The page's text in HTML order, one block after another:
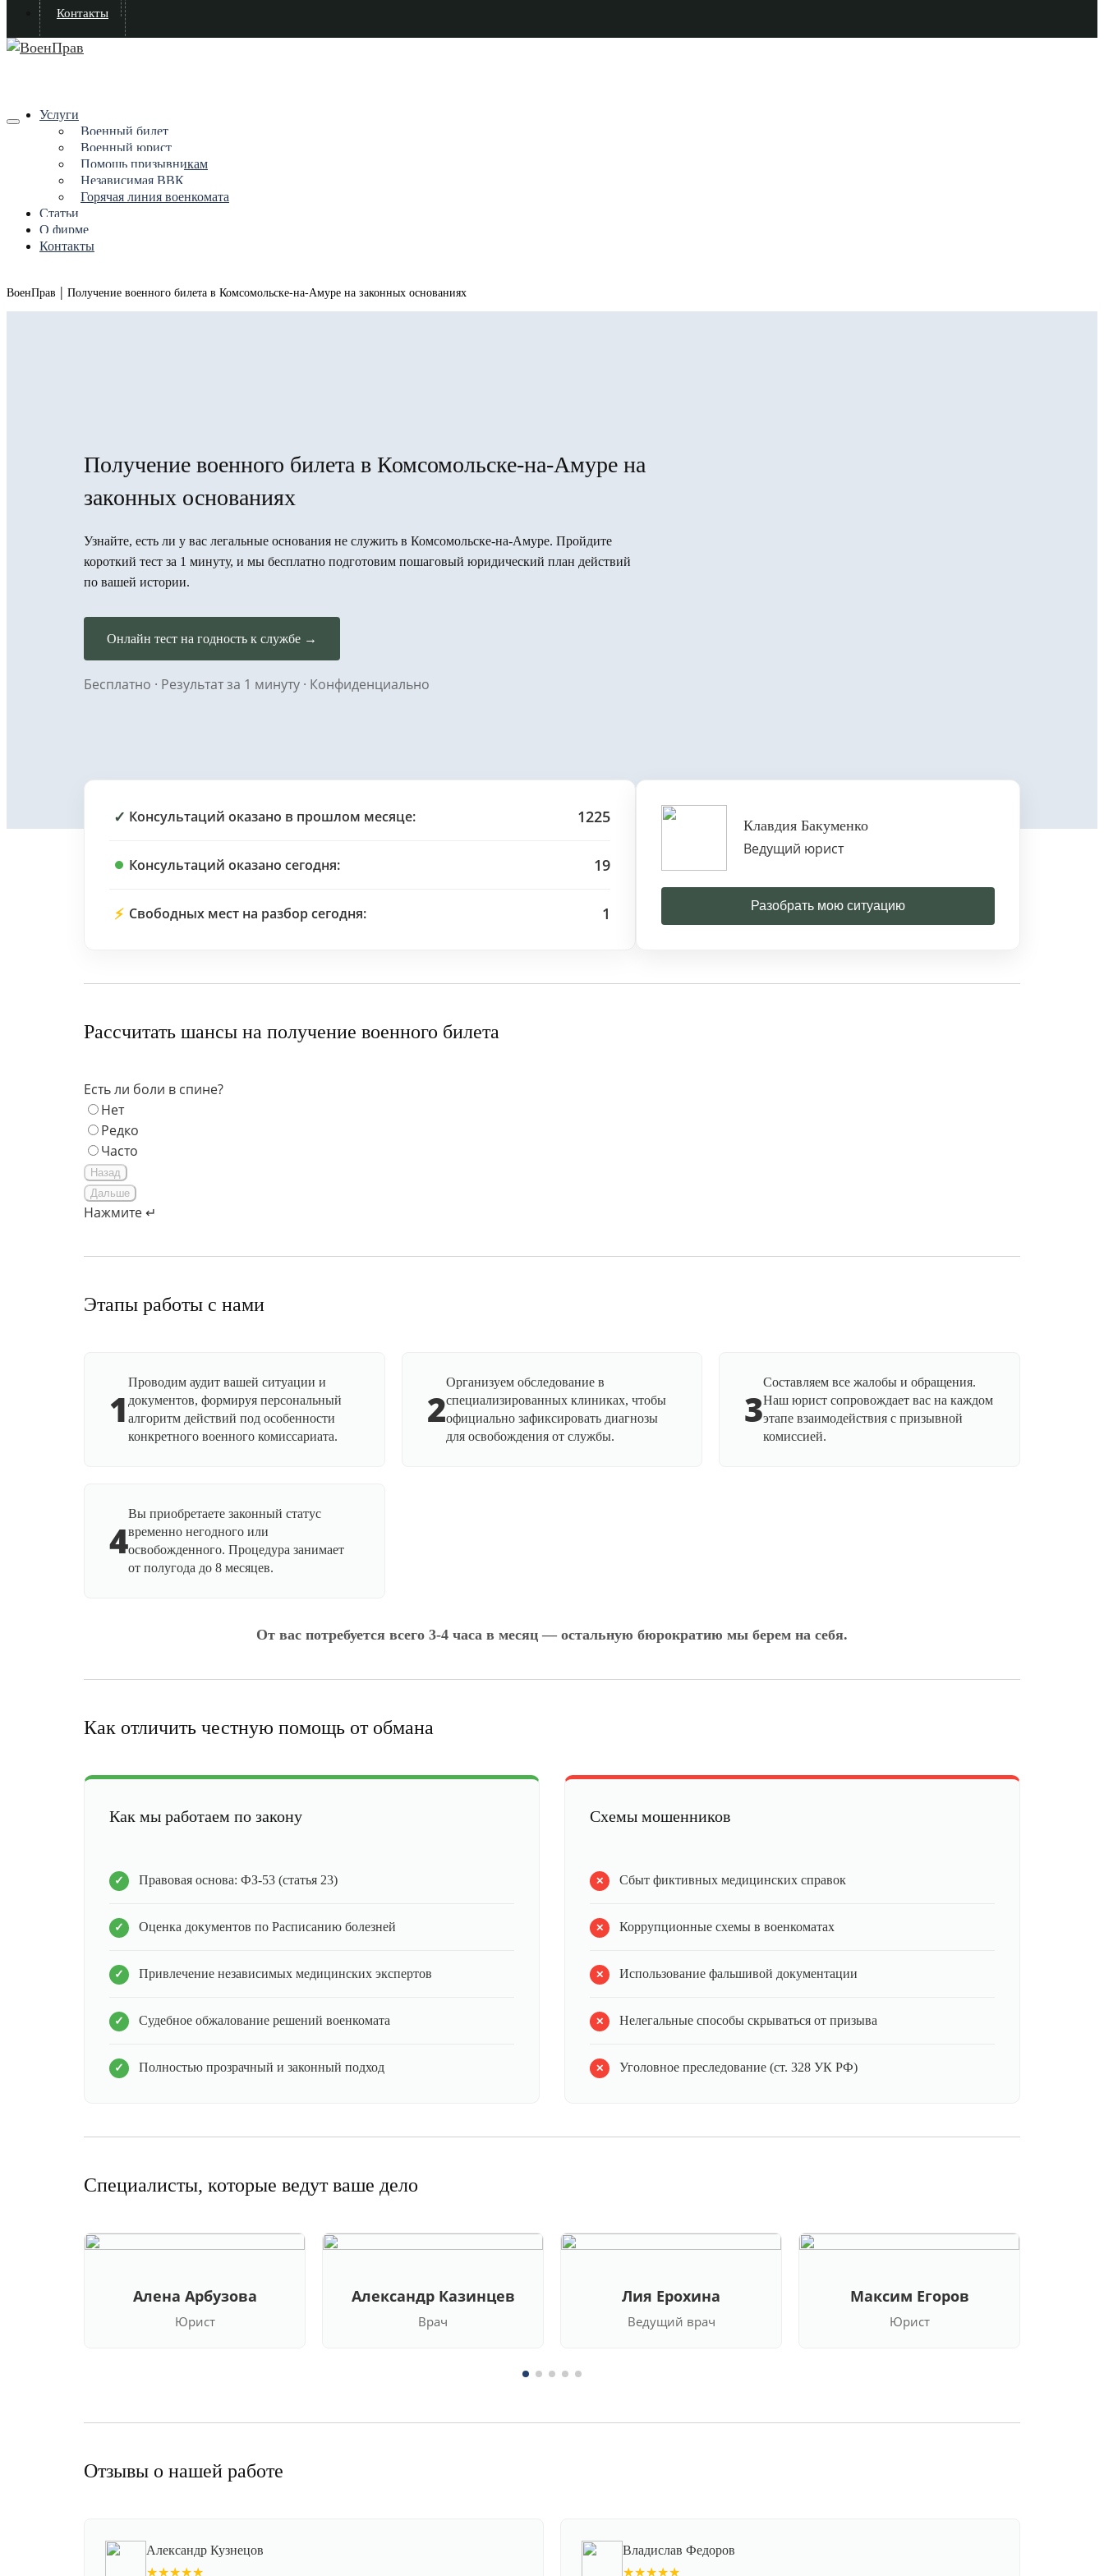
Контакты
Услуги
Военный билет
Военный юрист
Помощь призывникам
Независимая ВВК
Горячая линия военкомата
Статьи
О фирме
Контакты
ВоенПрав | Получение военного билета в Комсомольске-на-Амуре на законных основаниях
Получение военного билета в Комсомольске-на-Амуре на
законных основаниях
Узнайте, есть ли у вас легальные основания не служить в Комсомольске-на-Амуре. Пройдите
короткий тест за 1 минуту, и мы бесплатно подготовим пошаговый юридический план действий
по вашей истории.
Онлайн тест на годность к службе →
Бесплатно · Результат за 1 минуту · Конфиденциально
✓ Консультаций оказано в прошлом месяце: 1225
Консультаций оказано сегодня: 19
⚡ Свободных мест на разбор сегодня: 1
Клавдия Бакуменко
Ведущий юрист
Разобрать мою ситуацию
Рассчитать шансы на получение военного билета
Есть ли боли в спине?
Нет
Редко
Часто
Назад
Дальше
Нажмите ↵
Этапы работы с нами
1
Проводим аудит вашей ситуации и
документов, формируя персональный
алгоритм действий под особенности
конкретного военного комиссариата.
2
Организуем обследование в
специализированных клиниках, чтобы
официально зафиксировать диагнозы
для освобождения от службы.
3
Составляем все жалобы и обращения.
Наш юрист сопровождает вас на каждом
этапе взаимодействия с призывной
комиссией.
4
Вы приобретаете законный статус
временно негодного или
освобожденного. Процедура занимает
от полугода до 8 месяцев.
От вас потребуется всего 3-4 часа в месяц — остальную бюрократию мы берем на себя.
Как отличить честную помощь от обмана
Как мы работаем по закону
Правовая основа: ФЗ-53 (статья 23)
Оценка документов по Расписанию болезней
Привлечение независимых медицинских экспертов
Судебное обжалование решений военкомата
Полностью прозрачный и законный подход
Схемы мошенников
Сбыт фиктивных медицинских справок
Коррупционные схемы в военкоматах
Использование фальшивой документации
Нелегальные способы скрываться от призыва
Уголовное преследование (ст. 328 УК РФ)
Специалисты, которые ведут ваше дело
Алена Арбузова
Юрист
Александр Казинцев
Врач
Лия Ерохина
Ведущий врач
Максим Егоров
Юрист
Отзывы о нашей работе
Александр Кузнецов
★★★★★
Владислав Федоров
★★★★★